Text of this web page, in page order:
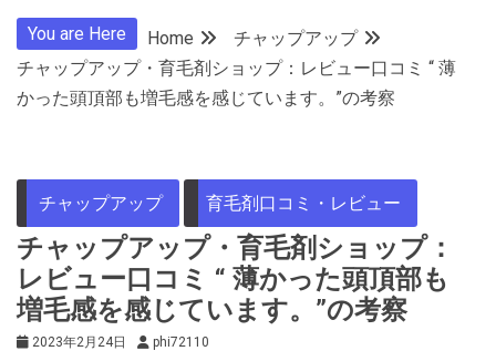
You are Here Home
チャップアップ
チャップアップ・育毛剤ショップ：レビュー口コミ “ 薄
かった頭頂部も増毛感を感じています。”の考察
チャップアップ 育毛剤口コミ・レビュー
チャップアップ・育毛剤ショップ：
レビュー口コミ “ 薄かった頭頂部も
増毛感を感じています。”の考察
2023年2月24日 phi72110